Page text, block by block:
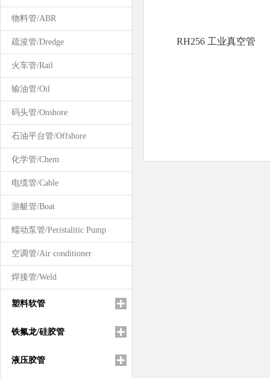
物料管/ABR
疏浚管/Dredge
火车管/Rail
输油管/Oil
码头管/Onshore
石油平台管/Offshore
化学管/Chem
电缆管/Cable
游艇管/Boat
蠕动泵管/Peristalitic Pump
空调管/Air conditioner
焊接管/Weld
塑料软管
铁氟龙/硅胶管
液压胶管
RH256 工业真空管